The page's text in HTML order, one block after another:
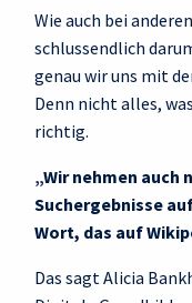
Wie auch bei
schlussendlich
genau wir uns mit
Denn nicht alles,
richtig.
„Wir nehmen auch
Suchergebnisse
Wort, das auf
Das sagt Alicia